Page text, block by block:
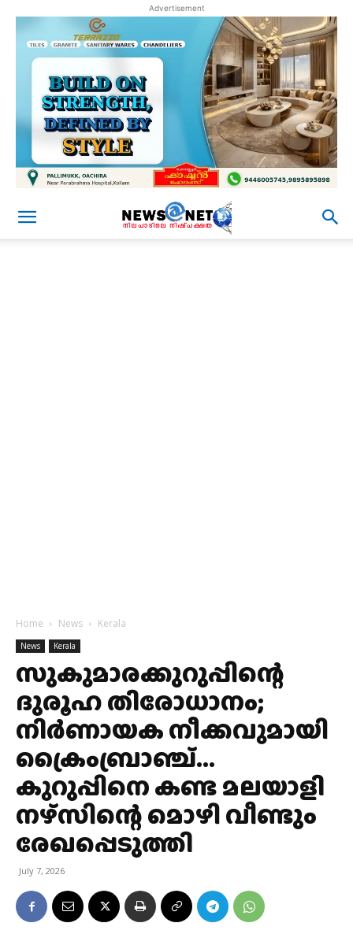
Advertisement
Home News Kerala
News Kerala
സുകുമാരക്കുറുപ്പിന്റെ
ദുരൂഹ തിരോധാനം;
നിര്‍ണായക നീക്കവുമായി
ക്രൈംബ്രാഞ്ച്…
കുറുപ്പിനെ കണ്ട മലയാളി
നഴ്സിന്റെ മൊഴി വീണ്ടും
രേഖപ്പെടുത്തി
July 7, 2026